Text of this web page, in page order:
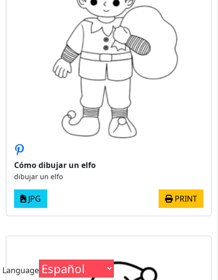
Cómo dibujar un elfo
dibujar un elfo
JPG PRINT
Language